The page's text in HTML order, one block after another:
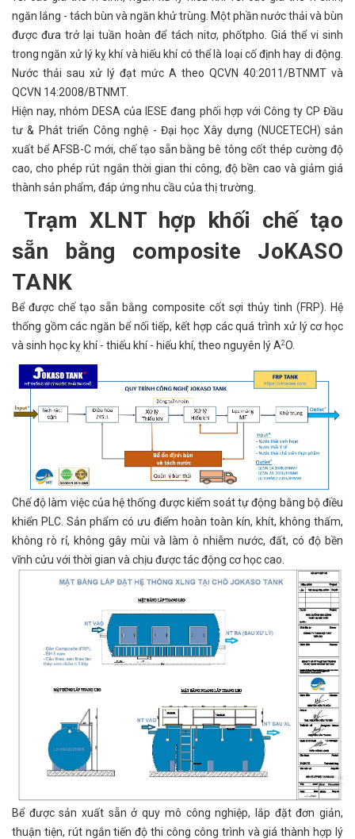
ngăn lắng - tách bùn và ngăn khử trùng. Một phần nước thải và bùn
được đưa trở lại tuần hoàn để tách nitơ, phốtpho. Giá thể vi sinh
trong ngăn xử lý kỵ khí và hiếu khí có thể là loại cố định hay di động.
Nước thải sau xử lý đạt mức A theo QCVN 40:2011/BTNMT và
QCVN 14:2008/BTNMT.
Hiện nay, nhóm DESA của IESE đang phối hợp với Công ty CP Đầu
tư & Phát triển Công nghệ - Đại học Xây dựng (NUCETECH) sản
xuất bể AFSB-C mới, chế tạo sẵn bằng bê tông cốt thép cường độ
cao, cho phép rút ngắn thời gian thi công, độ bền cao và giảm giá
thành sản phẩm, đáp ứng nhu cầu của thị trường.
Trạm XLNT hợp khối chế tạo
sẵn bằng composite JoKASO
TANK
Bể được chế tạo sẵn bằng composite cốt sợi thủy tinh (FRP). Hệ
thống gồm các ngăn bể nối tiếp, kết hợp các quá trình xử lý cơ học
và sinh học kỵ khí - thiếu khí - hiếu khí, theo nguyên lý A2O.
Chế độ làm việc của hệ thống được kiểm soát tự động bằng bộ điều
khiển PLC. Sản phẩm có ưu điểm hoàn toàn kín, khít, không thấm,
không rò rỉ, không gây mùi và làm ô nhiễm nước, đất, có độ bền
vĩnh cửu với thời gian và chịu được tác động cơ học cao.
Bể được sản xuất sẵn ở quy mô công nghiệp, lắp đặt đơn giản,
thuận tiện, rút ngắn tiến độ thi công công trình và giá thành hợp lý